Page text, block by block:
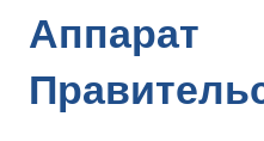
Аппарат